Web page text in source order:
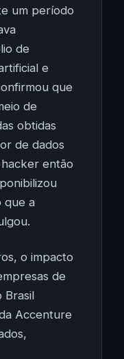
um período
de
e
que
de
obtidas
de dados
então
que a
o impacto
de
Brasil
Accenture